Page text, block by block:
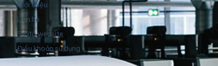
Giới thiệu
Liên hệ
Sơ đồ website
Điều khoản sử dụng